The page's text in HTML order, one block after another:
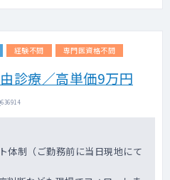
経験不問 専門医資格不問
診療／高単価9万円
体制（ご勤務前に当日現地にて